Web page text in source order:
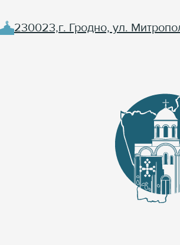
230023,г. Гродно, ул.